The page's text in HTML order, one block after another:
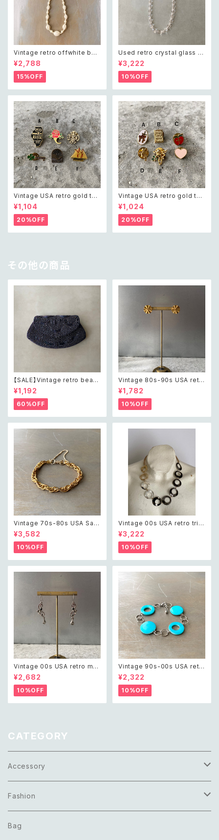
Vintage retro offwhite bea
ds necklace レトロ ヴィンテ
ージ アクセサリー オフホワイト
ビーズ ネックレス
¥2,788
15%OFF
Used retro crystal glass b
eads necklace レトロ ユーズ
ド アクセサリー クリスタル ガラ
ス ビーズ ネックレス
¥3,222
10%OFF
Vintage USA retro gold ton
e pin brooch レトロ アメリカ
ヴィンテージ アクセサリー レト
ロ ゴールド ピン ブローチ
¥1,104
20%OFF
Vintage USA retro gold ton
e mini pin brooch レトロ ア
メリカ ヴィンテージ アクセサリ
ー レトロ ゴールド ミニ ピン ブ
ローチ
¥1,024
20%OFF
その他の商品
【SALE】Vintage retro bead
s embroidery navy blue po
uch レトロ ヴィンテージ ホワイ
ト ビーズ刺繍 ネイビー 紺色 ポ
ーチ
¥1,192
60%OFF
Vintage 80s-90s USA retr
o sun design pierce レトロ
アメリカ ヴィンテージ アクセサ
リー 太陽 デザイン ピアス
¥1,782
10%OFF
Vintage 70s-80s USA Sara
h Coventry classical chain
bracelet レトロ アメリカ ヴィ
ンテージ アクセサリー サラコベ
ントリー ゴールド クラシカル チ
ェーン ブレスレット
¥3,582
10%OFF
Vintage 00s USA retro tripl
e color chain necklace レト
ロ アメリカ ヴィンテージ アクセ
サリー トリプルカラー チェーン
ネックレス
¥3,222
10%OFF
Vintage 00s USA retro mo
notone bijou classical des
ign pierce レトロ アメリカ ヴ
ィンテージ アクセサリー モノト
ーン ビジュー クラシカル デザ
イン ピアス/イヤリング
¥2,682
10%OFF
Vintage 90s-00s USA retr
o blue shell beads bracele
t レトロ アメリカ ヴィンテージ
アクセサリー ブルー シェル ビー
ズ ブレスレット
¥2,322
10%OFF
CATEGORY
Accessory
Necklace
Pierce
Fashion
Tops
Bag